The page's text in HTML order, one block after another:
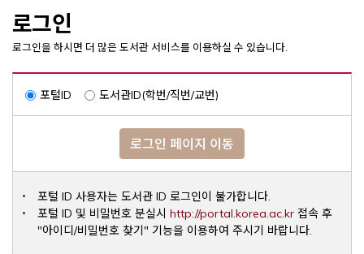
로그인
로그인을 하시면 더 많은 도서관 서비스를 이용하실 수 있습니다.
포털ID 도서관ID(학번/직번/교번)
로그인 페이지 이동
포털 ID 사용자는 도서관 ID 로그인이 불가합니다.
포털 ID 및 비밀번호 분실시 http://portal.korea.ac.krOpens a
접속 후
"아이디/비밀번호 찾기" 기능을 이용하여 주시기 바랍니다.